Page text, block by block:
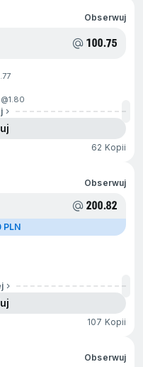
Obserwuj
100.75
1.80
62 Kopii
Obserwuj
200.82
PLN
107 Kopii
Obserwuj